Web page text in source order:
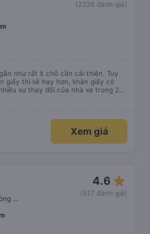
(2226 đánh giá)
như rất ít chỗ cần cải thiện. Tuy
giấy thì sẽ hay hơn, khăn giấy có
sự thay đổi của nhà xe trong 2
thân thiện, quy trình phục vụ rõ
Xem giá
4.6 star_rate
(517 đánh giá)